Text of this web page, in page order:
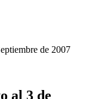
de 2007
al 3 de